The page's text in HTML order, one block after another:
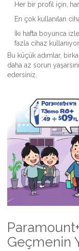
Her bir profil için,
En çok kullanılan
İki hafta boyunca
fazla cihaz
Bu küçük adımlar,
daha az sorun
edersiniz.
Geçmenin